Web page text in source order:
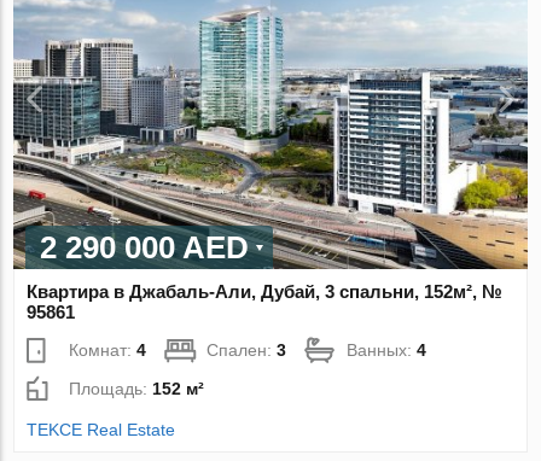
2 290 000 AED
Квартира в Джабаль-Али, Дубай, 3 спальни, 152м², №
95861
Комнат:4 Спален:3 Ванных:4
Площадь: 152 м²
TEKCE Real Estate